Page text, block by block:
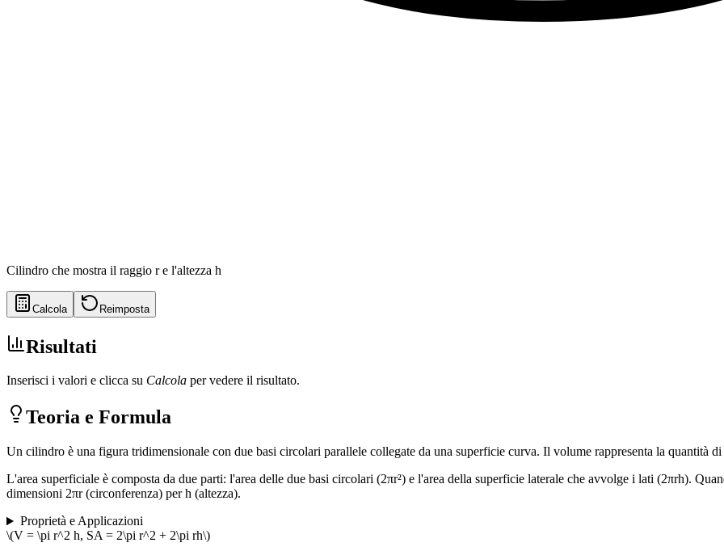
Cilindro che mostra il raggio r e l'altezza h
Calcola Reimposta
Risultati
Inserisci i valori e clicca su Calcola per vedere il risultato.
Teoria e Formula
Un cilindro è una figura tridimensionale con due basi circolari parallele collegate da una superficie curva. Il volume rappresenta la quantità
L'area superficiale è composta da due parti: l'area delle due basi circolari (2πr²) e l'area della superficie laterale che avvolge i lati (2πrh).
dimensioni 2πr (circonferenza) per h (altezza).
Proprietà e Applicazioni
\(V = \pi r^2 h, SA = 2\pi r^2 + 2\pi rh\)